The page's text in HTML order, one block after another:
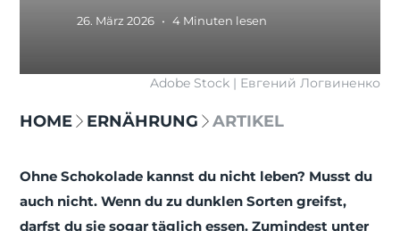
26. März 2026 • 4 Minuten lesen
Adobe Stock | Евгений Логвиненко
HOME ERNÄHRUNG ARTIKEL
Ohne Schokolade kannst du nicht leben? Musst du
auch nicht. Wenn du zu dunklen Sorten greifst,
darfst du sie sogar täglich essen. Zumindest unter